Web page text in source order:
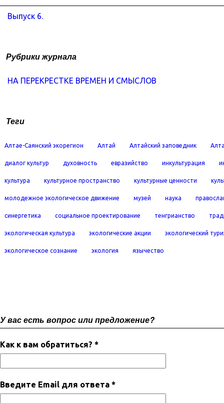
Выпуск 6.
Рубрики журнала
НА ПЕРЕКРЕСТКЕ ВРЕМЕН И СМЫСЛОВ
Теги
Алтае-Саянский экорегион Алтай Алтайский заповедник
диалог культур духовность евразийство инкультурация
культура культурное пространство культурные ценности
молодежное экологическое движение музей наука
синергетика социальное проектирование тенгрианство
экологическая культура экологические акции экологический
экологическое сознание экология язычество
У вас есть вопрос или предложение?
Как к вам обратиться? *
Введите Email для ответа *